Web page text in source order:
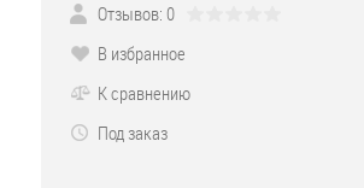
Отзывов: 0
В избранное
К сравнению
Под заказ